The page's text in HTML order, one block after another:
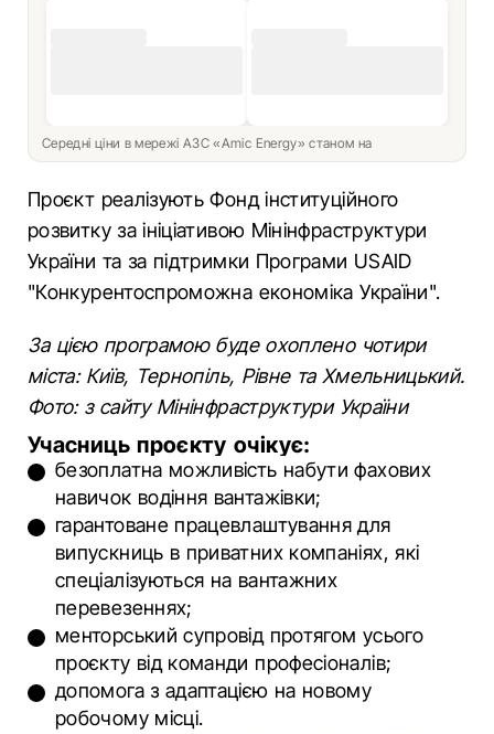
Середні ціни в мережі АЗС «Amic Energy» станом на
Проєкт реалізують Фонд інституційного
розвитку за ініціативою Мінінфраструктури
України та за підтримки Програми USAID
"Конкурентоспроможна економіка України".
За цією програмою буде охоплено чотири
міста: Київ, Тернопіль, Рівне та Хмельницький.
Фото: з сайту Мінінфраструктури України
Учасниць проєкту очікує:
безоплатна можливість набути фахових
навичок водіння вантажівки;
гарантоване працевлаштування для
випускниць в приватних компаніях, які
спеціалізуються на вантажних
перевезеннях;
менторський супровід протягом усього
проєкту від команди професіоналів;
допомога з адаптацією на новому
робочому місці.